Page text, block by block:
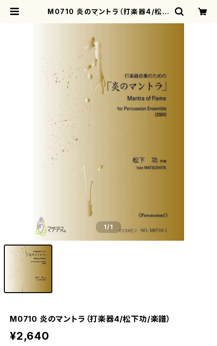
M0710 炎のマントラ（打楽器4/松下
1/1
M0710 炎のマントラ（打楽器4/松下功/楽譜）
¥2,640